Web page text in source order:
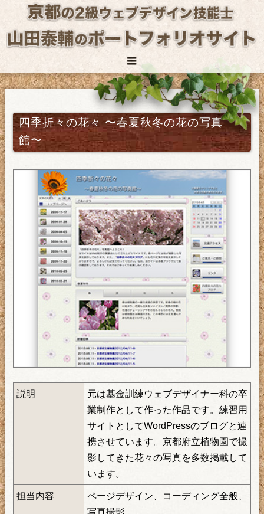
四季折々の花々 〜春夏秋冬の花の写真
館〜
説明
元は基金訓練ウェブデザイナー科の卒
業制作として作った作品です。練習用
サイトとしてWordPressのブログと連
携させています。京都府立植物園で撮
影してきた花々の写真を多数掲載して
います。
担当内容
ページデザイン、コーディング全般、